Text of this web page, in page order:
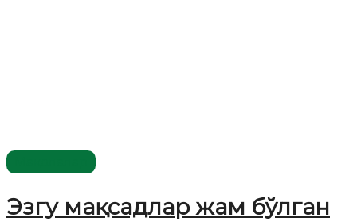
Эзгу мақсадлар жам бўлган